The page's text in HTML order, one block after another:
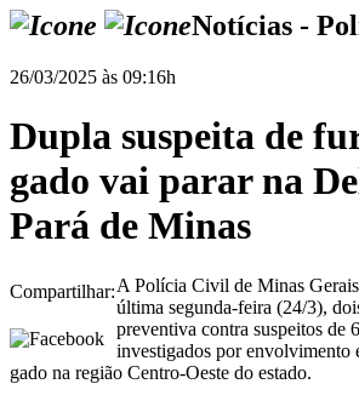
Notícias -
26/03/2025 às 09:16h
Dupla suspeita de
gado vai parar na
Pará de Minas
Compartilhar:A Polícia Civil de Minas
última segunda-feira (24/3),
preventiva contra suspeitos de
investigados por envolvimento
gado na região Centro-Oeste do estado.